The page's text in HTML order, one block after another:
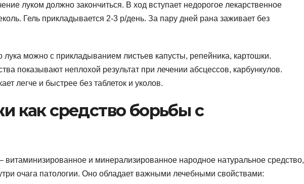
луком должно закончиться. В ход вступает недорогое лекарственное
Гель прикладывается 2-3 р/день. За пару дней рана заживает без
лука можно с прикладыванием листьев капусты, репейника, картошки.
показывают неплохой результат при лечении абсцессов, карбункулов.
легче и быстрее без таблеток и уколов.
как средство борьбы с
и минерализированное народное натуральное средство,
очага патологии. Оно обладает важными лечебными свойствами: